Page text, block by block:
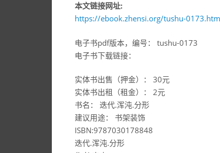
本文链接网址:
https://ebook.zhensi.org/tushu-
电子书pdf版本，编号： tushu-0173
电子书下载链接：
实体书出售（押金）： 30元
实体书出租（租金）： 2元
书名： 迭代.浑沌.分形
建议用途： 书架装饰
ISBN:9787030178848
迭代.浑沌.分形